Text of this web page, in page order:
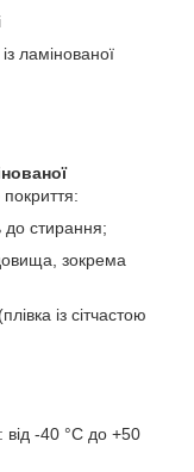
ламінованої
покриття:
до стирання;
зокрема
із сітчастою
від -40 °C до +50